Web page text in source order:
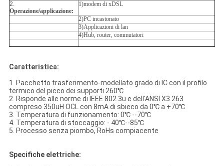
2.
Operazione/applicazione:
1)modem di xDSL
2)PC incastonato
3)Applicazioni di lan
4)Hub, router, commutatori
Caratteristica:
1. Pacchetto trasferimento-modellato grado di IC con il profilo
termico del picco dei supporti 260℃
2. Risponde alle norme di IEEE 802.3u e dell'ANSI X3.263
compreso 350uH OCL con 8mA di sbieco da 0℃ a +70℃
3. Temperatura di funzionamento: 0℃ --70℃
4. Temperatura di stoccaggio: - 40℃--85℃
5. Processo senza piombo, RoHs compiacente
Specifiche elettriche: